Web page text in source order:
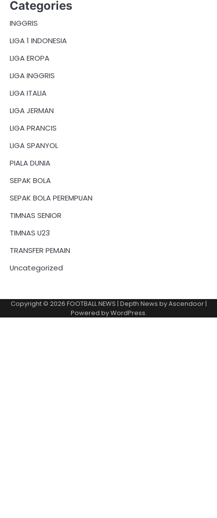
Categories
INGGRIS
LIGA 1 INDONESIA
LIGA EROPA
LIGA INGGRIS
LIGA ITALIA
LIGA JERMAN
LIGA PRANCIS
LIGA SPANYOL
PIALA DUNIA
SEPAK BOLA
SEPAK BOLA PEREMPUAN
TIMNAS SENIOR
TIMNAS U23
TRANSFER PEMAIN
Uncategorized
Copyright © 2026 FOOTBALL NEWS | Depth News byAscendoor|
Powered byWordPress.